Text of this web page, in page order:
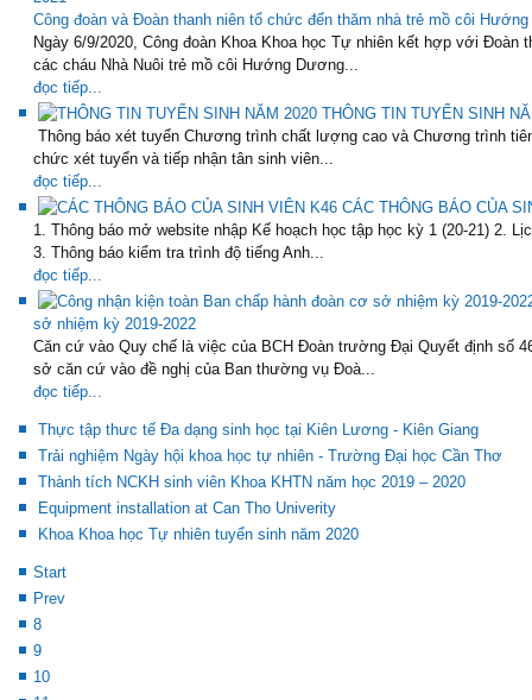
Công đoàn và Đoàn thanh niên tổ chức đến thăm nhà trẻ mồ côi
Ngày 6/9/2020, Công đoàn Khoa Khoa học Tự nhiên kết hợp với Đoàn
các cháu Nhà Nuôi trẻ mồ côi Hướng Dương...
đọc tiếp...
THÔNG TIN TUYỂN SINH
Thông báo xét tuyển Chương trình chất lượng cao và Chương trình
chức xét tuyển và tiếp nhận tân sinh viên...
đọc tiếp...
CÁC THÔNG BÁO CỦA
1. Thông báo mở website nhập Kế hoạch học tập học kỳ 1 (20-21) 2.
3. Thông báo kiểm tra trình độ tiếng Anh...
đọc tiếp...
sở nhiệm kỳ 2019-2022
Căn cứ vào Quy chế là việc của BCH Đoàn trường Đại Quyết định số
sở căn cứ vào đề nghị của Ban thường vụ Đoà...
đọc tiếp...
Thực tập thưc tế Đa dạng sinh học tại Kiên Lương - Kiên Giang
Trải nghiệm Ngày hội khoa học tự nhiên - Trường Đại học Cần Thơ
Thành tích NCKH sinh viên Khoa KHTN năm học 2019 – 2020
Equipment installation at Can Tho Univerity
Khoa Khoa học Tự nhiên tuyển sinh năm 2020
Start
Prev
8
9
10